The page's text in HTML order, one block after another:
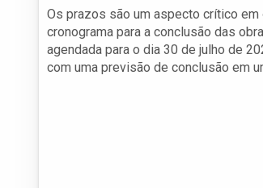
Os prazos são um aspecto crítico
cronograma para a conclusão das
agendada para o dia 30 de julho de
com uma previsão de conclusão em